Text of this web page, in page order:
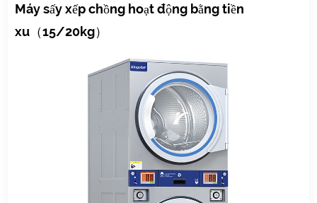
Máy sấy xếp chồng hoạt động bằng tiền
xu（15/20kg）